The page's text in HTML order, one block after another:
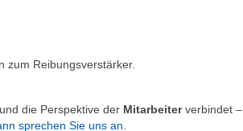
zum Reibungsverstärker.
und die Perspektive der Mitarbeiterverbindet –
sprechen Sie uns an